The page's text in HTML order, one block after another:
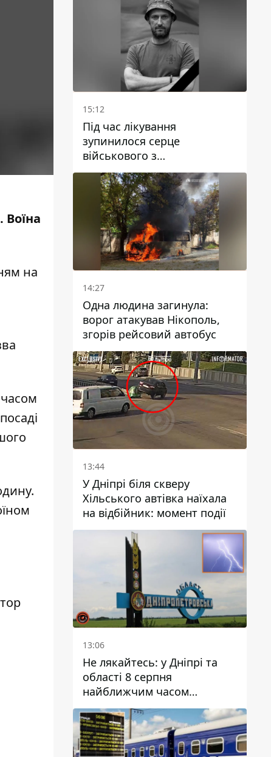
Воїна
на
15:12
Під час лікування
зупинилося серце
військового з
Дніпропетровської області
Ростислава Лупашка
14:27
Одна людина загинула:
ворог атакував Нікополь,
згорів рейсовий автобус
13:44
У Дніпрі біля скверу
Хільського автівка наїхала
на відбійник: момент події
13:06
Не лякайтесь: у Дніпрі та
області 8 серпня
найближчим часом
очікується гроза